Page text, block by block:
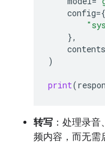
config={
},
contents
)
print(
转写 ：处理录
频内容，而无需